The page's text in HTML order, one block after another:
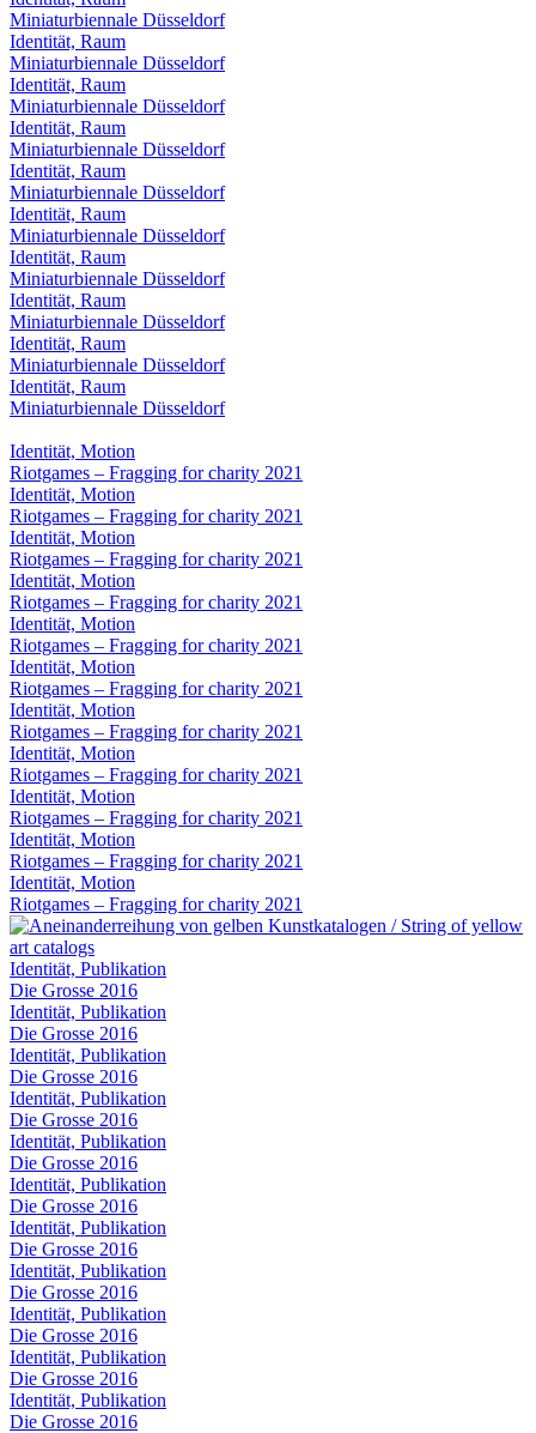
Miniaturbiennale Düsseldorf
Identität, Raum
Miniaturbiennale Düsseldorf
Identität, Raum
Miniaturbiennale Düsseldorf
Identität, Raum
Miniaturbiennale Düsseldorf
Identität, Raum
Miniaturbiennale Düsseldorf
Identität, Raum
Miniaturbiennale Düsseldorf
Identität, Raum
Miniaturbiennale Düsseldorf
Identität, Raum
Miniaturbiennale Düsseldorf
Identität, Raum
Miniaturbiennale Düsseldorf
Identität, Raum
Miniaturbiennale Düsseldorf
Identität, Motion
Riotgames – Fragging for charity 2021
Identität, Motion
Riotgames – Fragging for charity 2021
Identität, Motion
Riotgames – Fragging for charity 2021
Identität, Motion
Riotgames – Fragging for charity 2021
Identität, Motion
Riotgames – Fragging for charity 2021
Identität, Motion
Riotgames – Fragging for charity 2021
Identität, Motion
Riotgames – Fragging for charity 2021
Identität, Motion
Riotgames – Fragging for charity 2021
Identität, Motion
Riotgames – Fragging for charity 2021
Identität, Motion
Riotgames – Fragging for charity 2021
Identität, Motion
Riotgames – Fragging for charity 2021
Identität, Publikation
Die Grosse 2016
Identität, Publikation
Die Grosse 2016
Identität, Publikation
Die Grosse 2016
Identität, Publikation
Die Grosse 2016
Identität, Publikation
Die Grosse 2016
Identität, Publikation
Die Grosse 2016
Identität, Publikation
Die Grosse 2016
Identität, Publikation
Die Grosse 2016
Identität, Publikation
Die Grosse 2016
Identität, Publikation
Die Grosse 2016
Identität, Publikation
Die Grosse 2016